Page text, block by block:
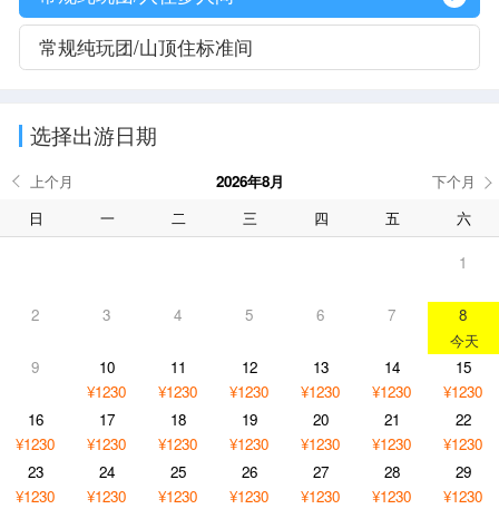
常规纯玩团/山顶住标准间
选择出游日期
2026年8月
日
一 二 三 四 五 六
1
2 3 4 5 6 7 8
9
10
¥1230
11
¥1230
12
¥1230
13
¥1230
14
¥1230
15
¥1230
16
¥1230
17
¥1230
18
¥1230
19
¥1230
20
¥1230
21
¥1230
22
¥1230
23
¥1230
24
¥1230
25
¥1230
26
¥1230
27
¥1230
28
¥1230
29
¥1230